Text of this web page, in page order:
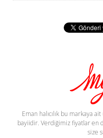
Eman halıcılık bu markaya
bayiidir. Verdiğimiz fiyatlar en
size